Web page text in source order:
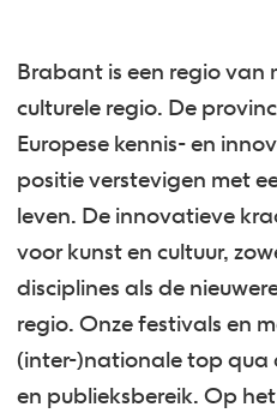
Brabant is een regio van
culturele regio. De
Europese kennis- en
positie verstevigen met
leven. De innovatieve
voor kunst en cultuur,
disciplines als de
regio. Onze festivals en
(inter-)nationale top qua
en publieksbereik. Op